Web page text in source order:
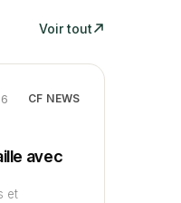
Voir tout
CF NEWS
avec
et